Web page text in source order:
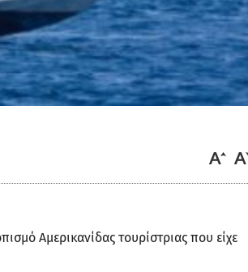
Αμερικανίδας τουρίστριας που είχε